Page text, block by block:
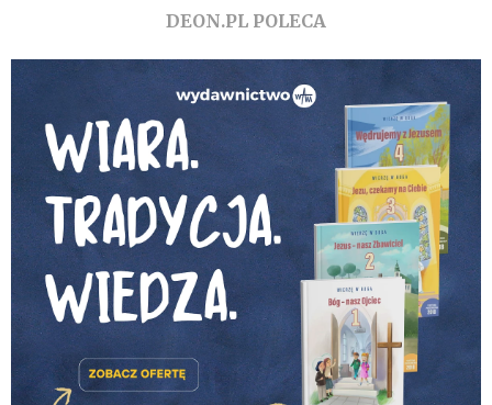
DEON.PL POLECA